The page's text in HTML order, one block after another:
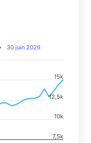
Time, and
values, and
30 juin 2026
7,5k
10k
12,5k
15k